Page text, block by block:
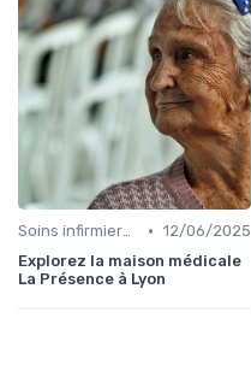
Soins infirmiers à domicile • 12/06/2025
Explorez la maison médicale
La Présence à Lyon